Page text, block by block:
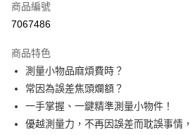
超商取貨付款
Apple Pay
街口支付
悠遊付
商品編號
7067486
商品特色
測量小物品麻煩費時？
常因為誤差焦頭爛額？
一手掌握、一鍵精準測量小物件！
優越測量力，不再因誤差而耽誤事情，